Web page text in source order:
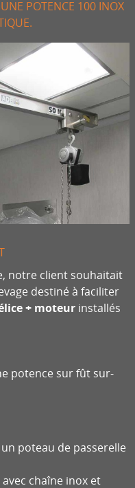
POTENCE 100 INOX
notre client souhaitait
destiné à faciliter
+ moteur installés
potence sur fût sur-
poteau de passerelle
avec chaîne inox et